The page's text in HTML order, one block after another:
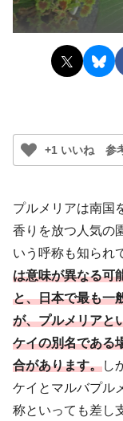
+1 いいね 参
プルメリアは南国
香りを放つ人気の
いう呼称も知られ
は意味が異なる可
と、日本で最も一
が、プルメリアと
ケイの別名である
合があります。し
ケイとマルバプル
称といっても差し